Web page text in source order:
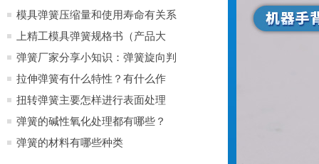
用于哪些行业产品
模具弹簧压缩量和使用寿命有关系
吗？
上精工模具弹簧规格书（产品大
全）
弹簧厂家分享小知识：弹簧旋向判
定方法小知识
拉伸弹簧有什么特性？有什么作
用？
扭转弹簧主要怎样进行表面处理
弹簧的碱性氧化处理都有哪些？
弹簧的材料有哪些种类